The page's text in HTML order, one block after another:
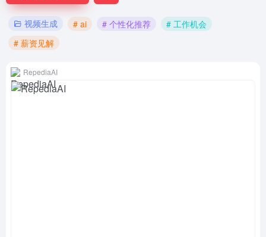
视频生成 # ai # 个性化推荐
# 工作机会
# 薪资见解
RepediaAI